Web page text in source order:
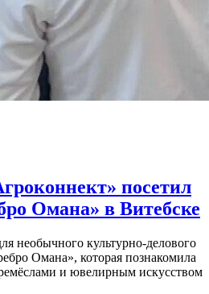
посетил
Омана» в Витебске
необычного культурно-делового
Омана», которая познакомила
и ювелирным искусством